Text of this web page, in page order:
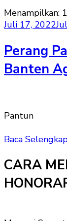
Menampilkan:
Juli 17, 2022
Perang
Banten
Pantun
Baca
CARA